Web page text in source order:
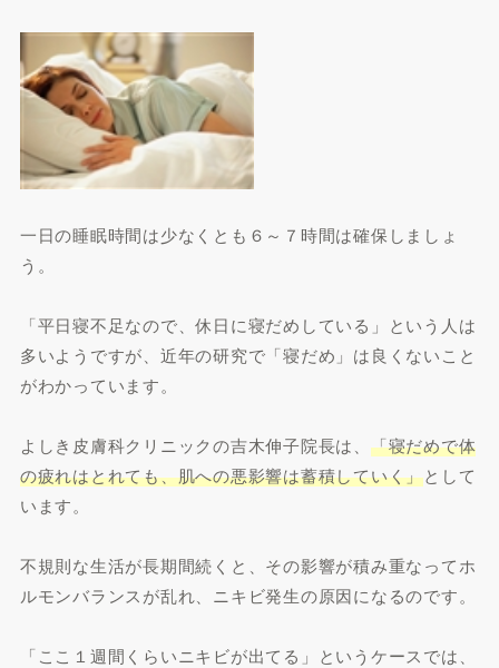
一日の睡眠時間は少なくとも６～７時間は確保しましょ
う。
「平日寝不足なので、休日に寝だめしている」という人は
多いようですが、近年の研究で「寝だめ」は良くないこと
がわかっています。
よしき皮膚科クリニックの吉木伸子院長は、 「寝だめで体
の疲れはとれても、肌への悪影響は蓄積していく」として
います。
不規則な生活が長期間続くと、その影響が積み重なってホ
ルモンバランスが乱れ、ニキビ発生の原因になるのです。
「ここ１週間くらいニキビが出てる」というケースでは、